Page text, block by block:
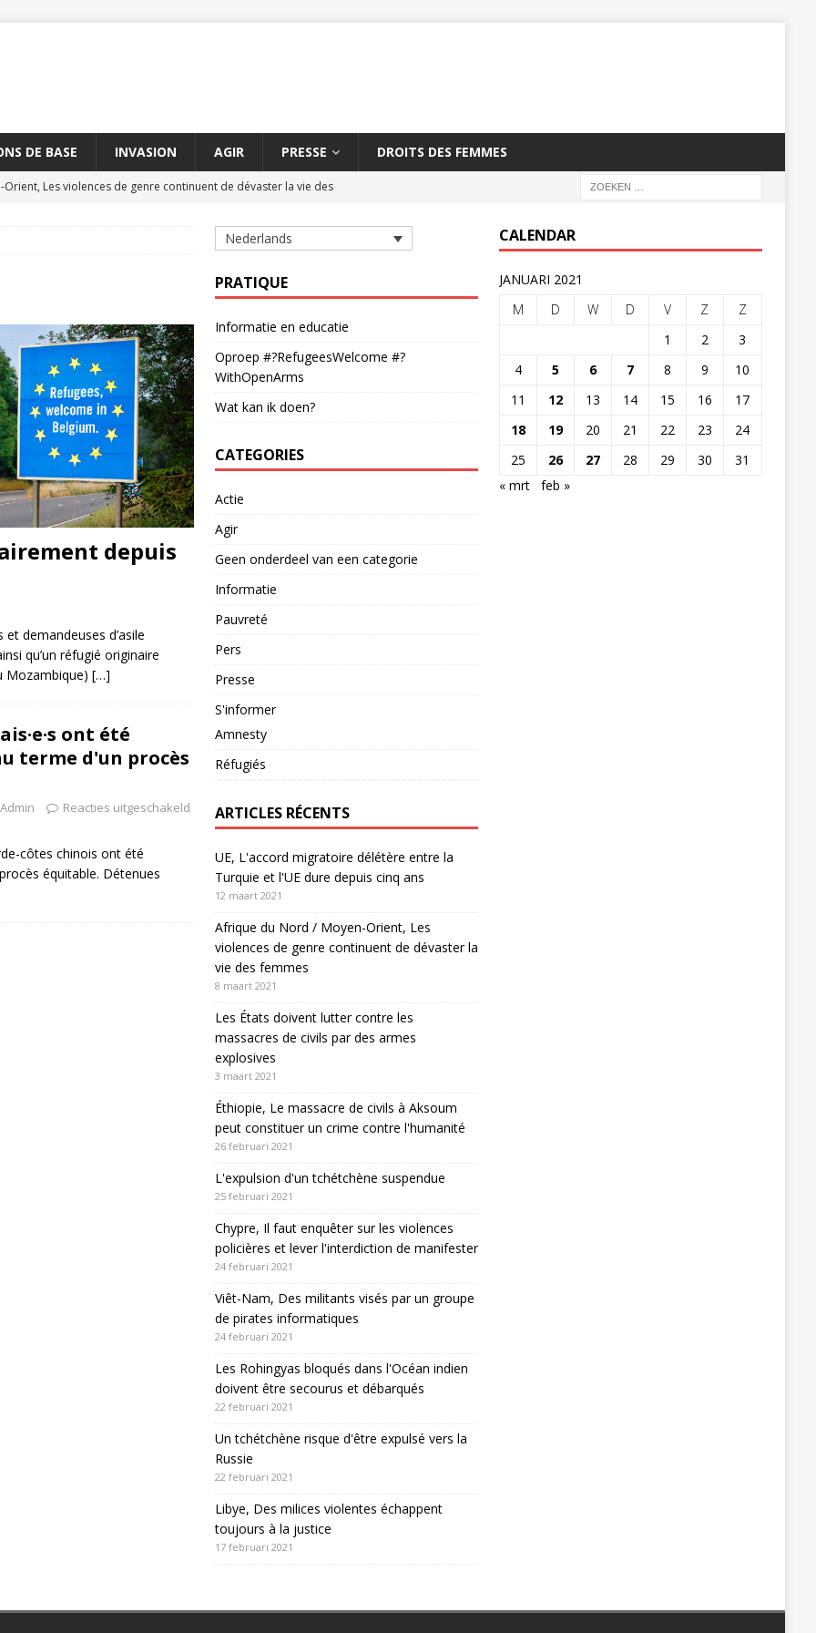
DE BASE INVASION AGIR PRESSE DROITS DES FEMMES
Les violences de genre continuent de dévaster la vie des
les massacres de civils par des armes explosives
AMNESTY
de civils à Aksoum peut constituer un crime contre l'humanité
suspendue
AMNESTY
entre la Turquie et l'UE dure depuis cinq ans
AMNESTY
depuis
demandeuses d’asile
qu’un réfugié originaire
Mozambique) […]
ont été
terme d'un procès
Admin Reacties uitgeschakeld
côtes chinois ont été
équitable. Détenues
Nederlands
PRATIQUE
Informatie en educatie
Oproep #?RefugeesWelcome #?
WithOpenArms
Wat kan ik doen?
CATEGORIES
Actie
Agir
Geen onderdeel van een categorie
Informatie
Pauvreté
Pers
Presse
S'informer
Amnesty
Réfugiés
ARTICLES RÉCENTS
UE, L'accord migratoire délétère entre la
Turquie et l'UE dure depuis cinq ans
12 maart 2021
Afrique du Nord / Moyen-Orient, Les
violences de genre continuent de dévaster la
vie des femmes
8 maart 2021
Les États doivent lutter contre les
massacres de civils par des armes
explosives
3 maart 2021
Éthiopie, Le massacre de civils à Aksoum
peut constituer un crime contre l'humanité
26 februari 2021
L'expulsion d'un tchétchène suspendue
25 februari 2021
Chypre, Il faut enquêter sur les violences
policières et lever l'interdiction de manifester
24 februari 2021
Viêt-Nam, Des militants visés par un groupe
de pirates informatiques
24 februari 2021
Les Rohingyas bloqués dans l'Océan indien
doivent être secourus et débarqués
22 februari 2021
Un tchétchène risque d'être expulsé vers la
Russie
22 februari 2021
Libye, Des milices violentes échappent
toujours à la justice
17 februari 2021
CALENDAR
JANUARI 2021
M
D W D V Z
Z
1
2
3
4
5 6 7 8 9
10
11
12 13 14 15 16
17
18
19 20 21 22 23
24
25
26 27 28 29 30
31
« mrt
feb »